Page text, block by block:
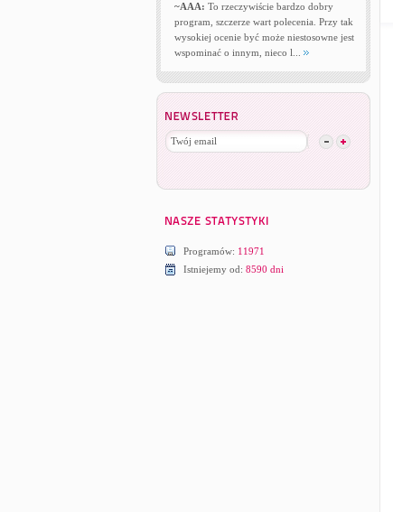
~AAA: To rzeczywiście bardzo dobry
program, szczerze wart polecenia. Przy tak
wysokiej ocenie być może niestosowne jest
wspominać o innym, nieco l...
Programów: 11971
Istniejemy od: 8590 dni